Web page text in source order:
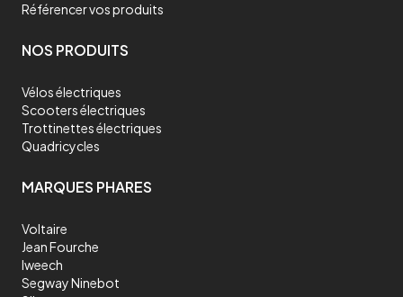
Référencer vos produits
NOS PRODUITS
Vélos électriques
Scooters électriques
Trottinettes électriques
Quadricycles
MARQUES PHARES
Voltaire
Jean Fourche
Iweech
Segway Ninebot